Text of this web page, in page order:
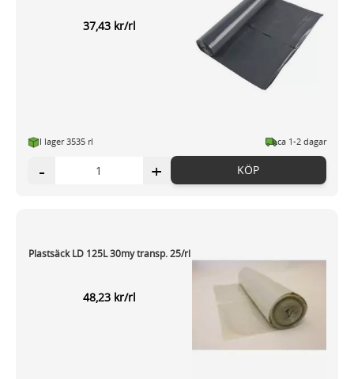
37,43 kr/rl
I lager 3535 rl ca 1-2 dagar
- + KÖP
Plastsäck LD 125L 30my transp. 25/rl
48,23 kr/rl